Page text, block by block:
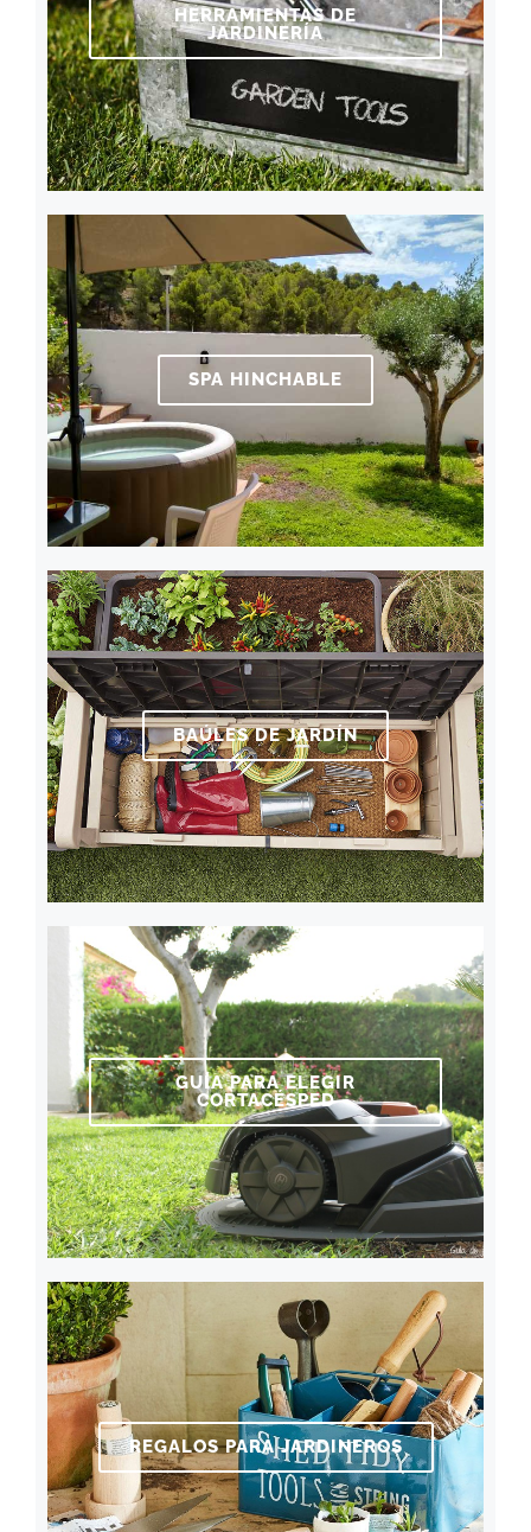
HERRAMIENTAS DE
JARDINERÍA
SPA HINCHABLE
BAÚLES DE JARDÍN
GUÍA PARA ELEGIR
CORTACÉSPED
REGALOS PARA JARDINEROS